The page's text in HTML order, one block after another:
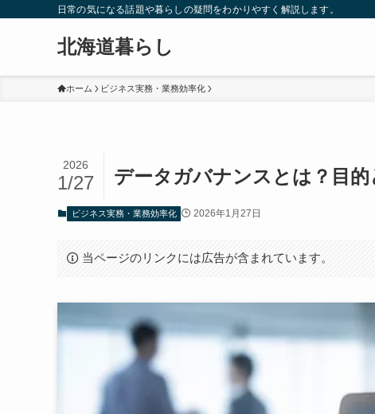
日常の気になる話題や暮らしの疑問をわかりやすく解説します。
北海道暮らし
ホーム ビジネス実務・業務効率化
データガバナンスとは？目
2026
1/27
ビジネス実務・業務効率化 2026年1月27日
当ページのリンクには広告が含まれています。